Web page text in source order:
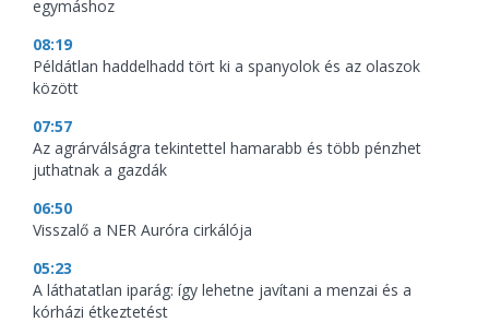
egymáshoz
08:19
Példátlan haddelhadd tört ki a spanyolok és az olaszok
között
07:57
Az agrárválságra tekintettel hamarabb és több pénzhet
juthatnak a gazdák
06:50
Visszalő a NER Auróra cirkálója
05:23
A láthatatlan iparág: így lehetne javítani a menzai és a
kórházi étkeztetést